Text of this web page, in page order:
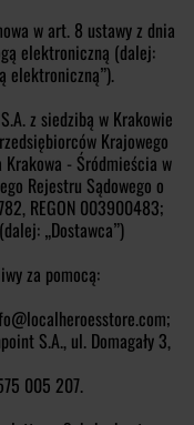
w art. 8 ustawy z dnia
elektroniczną (dalej:
elektroniczną”).
z siedzibą w Krakowie
Krajowego
Krakowa - Śródmieścia w
Rejestru Sądowego o
REGON 003900483;
„Dostawca”)
za pomocą:
S.A., ul. Domagały 3,
005 207.